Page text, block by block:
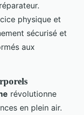
physique et
sécurisé et
aux
révolutionne
en plein air.